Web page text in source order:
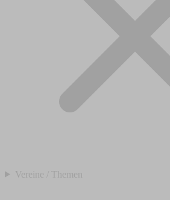
Vereine / Themen